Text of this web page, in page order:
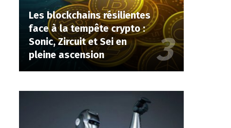
Les blockchains résilientes
face à la tempête crypto :
Sonic, Zircuit et Sei en
pleine ascension